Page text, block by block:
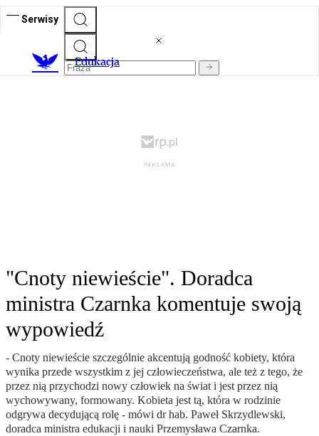
Serwisy
Edukacja
"Cnoty niewieście". Doradca
ministra Czarnka komentuje swoją
wypowiedź
- Cnoty niewieście szczególnie akcentują godność kobiety, która
wynika przede wszystkim z jej człowieczeństwa, ale też z tego, że
przez nią przychodzi nowy człowiek na świat i jest przez nią
wychowywany, formowany. Kobieta jest tą, która w rodzinie
odgrywa decydującą rolę - mówi dr hab. Paweł Skrzydlewski,
doradca ministra edukacji i nauki Przemysława Czarnka.